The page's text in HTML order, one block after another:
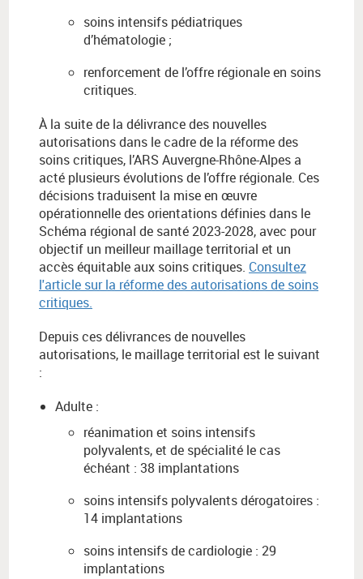
soins intensifs pédiatriques
d’hématologie ;
renforcement de l’offre régionale en soins
critiques.
À la suite de la délivrance des nouvelles
autorisations dans le cadre de la réforme des
soins critiques, l’ARS Auvergne-Rhône-Alpes a
acté plusieurs évolutions de l’offre régionale. Ces
décisions traduisent la mise en œuvre
opérationnelle des orientations définies dans le
Schéma régional de santé 2023-2028, avec pour
objectif un meilleur maillage territorial et un
accès équitable aux soins critiques. Consultez
l'article sur la réforme des autorisations de soins
critiques.
Depuis ces délivrances de nouvelles
autorisations, le maillage territorial est le suivant
:
Adulte :
réanimation et soins intensifs
polyvalents, et de spécialité le cas
échéant : 38 implantations
soins intensifs polyvalents dérogatoires :
14 implantations
soins intensifs de cardiologie : 29
implantations